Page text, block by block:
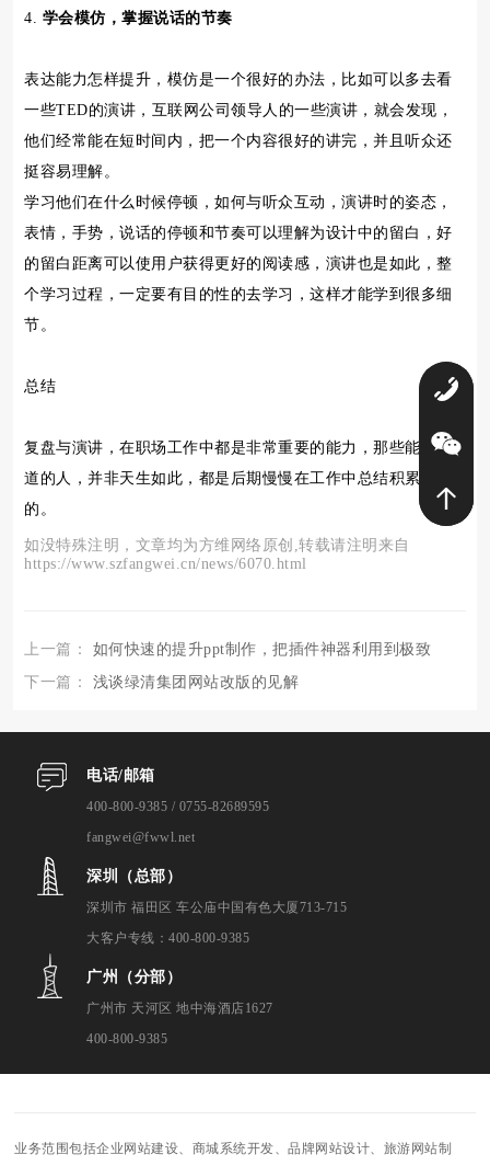
4. 学会模仿，掌握说话的节奏
表达能力怎样提升，模仿是一个很好的办法，比如可以多去看
一些TED的演讲，互联网公司领导人的一些演讲，就会发现，
他们经常能在短时间内，把一个内容很好的讲完，并且听众还
挺容易理解。
学习他们在什么时候停顿，如何与听众互动，演讲时的姿态，
表情，手势，说话的停顿和节奏可以理解为设计中的留白，好
的留白距离可以使用户获得更好的阅读感，演讲也是如此，整
个学习过程，一定要有目的性的去学习，这样才能学到很多细
节。
总结
复盘与演讲，在职场工作中都是非常重要的能力，那些能说会
道的人，并非天生如此，都是后期慢慢在工作中总结积累出来
的。
如没特殊注明，文章均为方维网络原创,转载请注明来自
https://www.szfangwei.cn/news/6070.html
上一篇： 如何快速的提升ppt制作，把插件神器利用到极致
下一篇： 浅谈绿清集团网站改版的见解
电话/邮箱
400-800-9385 / 0755-82689595
fangwei@fwwl.net
深圳（总部）
深圳市 福田区 车公庙中国有色大厦713-715
大客户专线：400-800-9385
广州（分部）
广州市 天河区 地中海酒店1627
400-800-9385
业务范围包括企业网站建设、商城系统开发、品牌网站设计、旅游网站制